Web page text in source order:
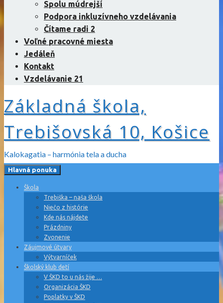
Spolu múdrejší
Podpora inkluzívneho vzdelávania
Čítame radi 2
Voľné pracovné miesta
Jedáleň
Kontakt
Vzdelávanie 21
Základná škola,
Trebišovská 10, Košice
Kalokagatia – harmónia tela a ducha
Hlavná ponuka
Škola
Trebiška – naša škola
Niečo z histórie
Kde nás nájdete
Prázdniny
Zvonenie
Záujmové útvary
Výtvarníček
Školský klub detí
V ŠKD to u nás žije …
Organizácia ŠKD
Poplatky v ŠKD